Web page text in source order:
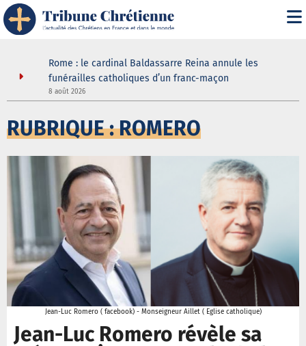
Rome : le cardinal Baldassarre Reina annule les
funérailles catholiques d’un franc-maçon
8 août 2026
RUBRIQUE : ROMERO
Jean-Luc Romero ( facebook) - Monseigneur Aillet ( Eglise catholique)
Jean-Luc Romero révèle sa